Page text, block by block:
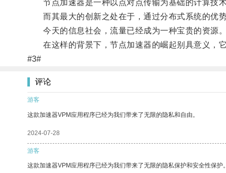
节点加速器是一种以点对点传输为基础的计算技术
而其最大的创新之处在于，通过分布式系统的优势
今天的信息社会，流量已经成为一种宝贵的资源。
在这样的背景下，节点加速器的崛起别具意义，它
#3#
评论
游客
这款加速器VPM应用程序已经为我们带来了无限的隐私和自由。
2024-07-28
游客
这款加速器VPM应用程序已经为我们带来了无限的隐私保护和安全性保护。